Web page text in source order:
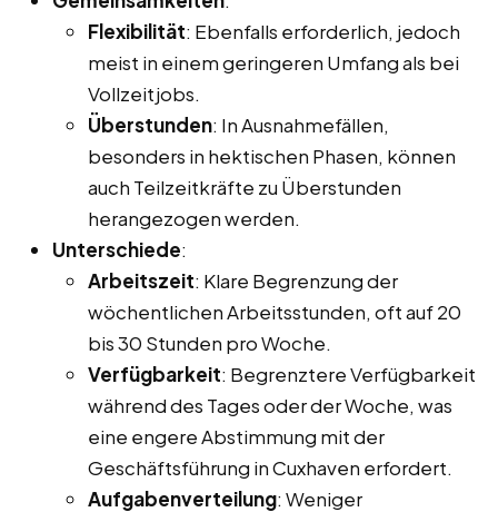
Flexibilität: Ebenfalls erforderlich, jedoch
meist in einem geringeren Umfang als bei
Vollzeitjobs.
Überstunden: In Ausnahmefällen,
besonders in hektischen Phasen, können
auch Teilzeitkräfte zu Überstunden
herangezogen werden.
Unterschiede:
Arbeitszeit: Klare Begrenzung der
wöchentlichen Arbeitsstunden, oft auf 20
bis 30 Stunden pro Woche.
Verfügbarkeit: Begrenztere Verfügbarkeit
während des Tages oder der Woche, was
eine engere Abstimmung mit der
Geschäftsführung in Cuxhaven erfordert.
Aufgabenverteilung: Weniger